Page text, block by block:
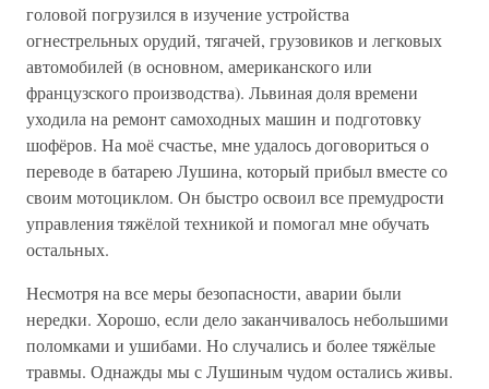
головой погрузился в изучение устройства
огнестрельных орудий, тягачей, грузовиков и легковых
автомобилей (в основном, американского или
французского производства). Львиная доля времени
уходила на ремонт самоходных машин и подготовку
шофёров. На моё счастье, мне удалось договориться о
переводе в батарею Лушина, который прибыл вместе со
своим мотоциклом. Он быстро освоил все премудрости
управления тяжёлой техникой и помогал мне обучать
остальных.
Несмотря на все меры безопасности, аварии были
нередки. Хорошо, если дело заканчивалось небольшими
поломками и ушибами. Но случались и более тяжёлые
травмы. Однажды мы с Лушиным чудом остались живы.